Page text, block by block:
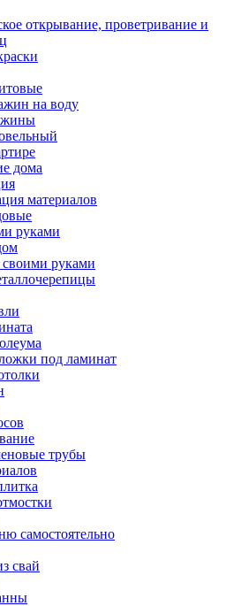
открывание, проветривание и
на воду
дома
материалов
руками
руками
под ламинат
трубы
самостоятельно
свай